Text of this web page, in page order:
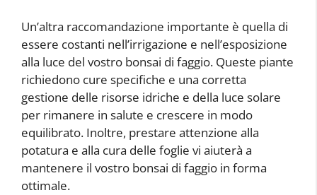
Un’altra raccomandazione importante è quella di
essere costanti nell’irrigazione e nell’esposizione
alla luce del vostro bonsai di faggio. Queste piante
richiedono cure specifiche e una corretta
gestione delle risorse idriche e della luce solare
per rimanere in salute e crescere in modo
equilibrato. Inoltre, prestare attenzione alla
potatura e alla cura delle foglie vi aiuterà a
mantenere il vostro bonsai di faggio in forma
ottimale.